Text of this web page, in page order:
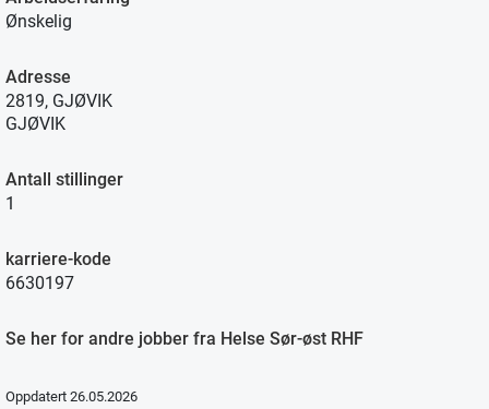
Ønskelig
Adresse
2819, GJØVIK
GJØVIK
Antall stillinger
1
karriere-kode
6630197
Se her for andre jobber fra Helse Sør-øst RHF
Oppdatert 26.05.2026